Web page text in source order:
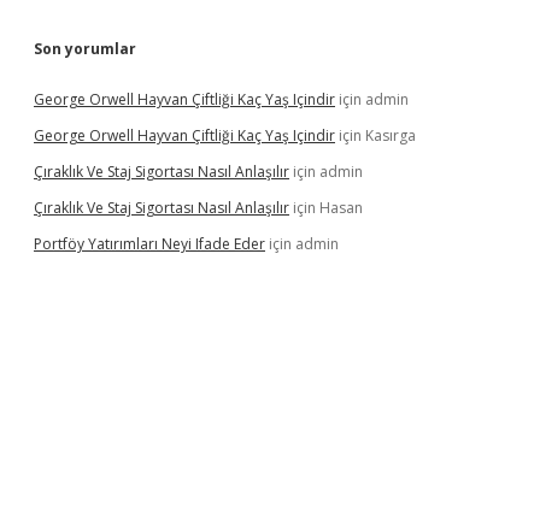
Son yorumlar
George Orwell Hayvan Çiftliği Kaç Yaş Içindir için admin
George Orwell Hayvan Çiftliği Kaç Yaş Içindir için Kasırga
Çıraklık Ve Staj Sigortası Nasıl Anlaşılır için admin
Çıraklık Ve Staj Sigortası Nasıl Anlaşılır için Hasan
Portföy Yatırımları Neyi Ifade Eder için admin